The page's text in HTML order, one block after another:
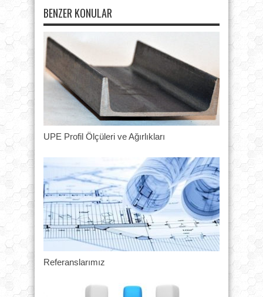
BENZER KONULAR
UPE Profil Ölçüleri ve Ağırlıkları
Referanslarımız